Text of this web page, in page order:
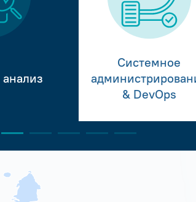
Системное
& DevOps